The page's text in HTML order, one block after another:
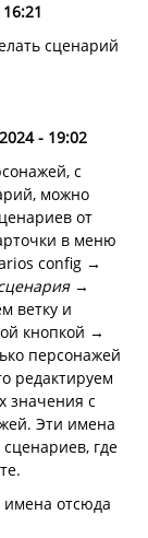
сценарий
- 19:02
с
можно
от
в меню
config →
→
ветку и
кнопкой →
персонажей
редактируем
значения с
Эти имена
где
отсюда